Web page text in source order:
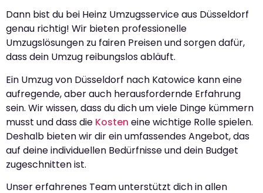
Dann bist du bei Heinz Umzugsservice aus Düsseldorf
genau richtig! Wir bieten professionelle
Umzugslösungen zu fairen Preisen und sorgen dafür,
dass dein Umzug reibungslos abläuft.
Ein Umzug von Düsseldorf nach Katowice kann eine
aufregende, aber auch herausfordernde Erfahrung
sein. Wir wissen, dass du dich um viele Dinge kümmern
musst und dass die Kosten eine wichtige Rolle spielen.
Deshalb bieten wir dir ein umfassendes Angebot, das
auf deine individuellen Bedürfnisse und dein Budget
zugeschnitten ist.
Unser erfahrenes Team unterstützt dich in allen